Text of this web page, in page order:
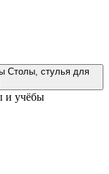
Столы, стулья для